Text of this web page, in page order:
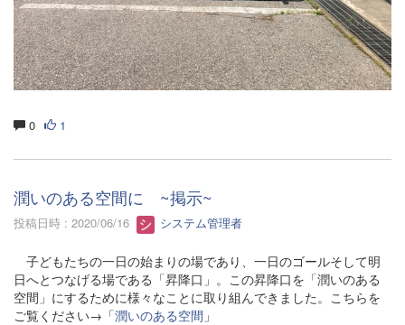
0 1
潤いのある空間に ~掲示~
投稿日時 : 2020/06/16 システム管理者
子どもたちの一日の始まりの場であり、一日のゴールそして明
日へとつなげる場である「昇降口」。この昇降口を「潤いのある
空間」にするために様々なことに取り組んできました。こちらを
ご覧ください→「潤いのある空間 」